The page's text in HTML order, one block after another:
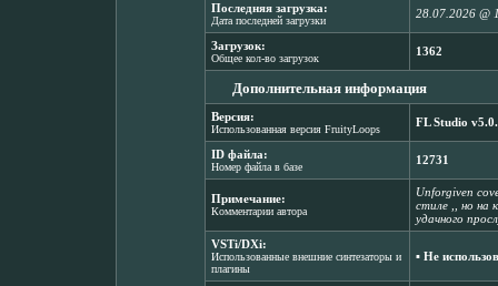
Последняя загрузка:
Дата последней загрузки
28.07.2026 @
Загрузок:
Общее кол-во загрузок
1362
Дополнительная информация
Версия:
Использованная версия FruityLoops
FL Studio
ID файла:
Номер файла в базе
12731
Примечание:
Комментарии автора
Unforgiven
стиле ,, но на
удачного
VSTi/DXi:
Использованные внешние синтезаторы и
плагины
▪ Не